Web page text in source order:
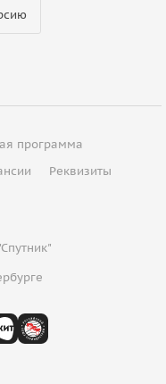
программа
Реквизиты